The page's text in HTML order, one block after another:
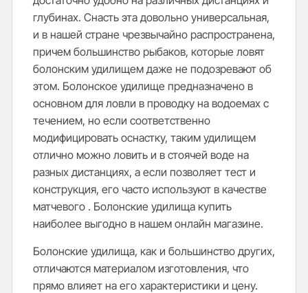
глубинах. Снасть эта довольно универсальная,
и в нашей стране чрезвычайно распространена,
причем большинство рыбаков, которые ловят
болонским удилищем даже не подозревают об
этом. Болонское удилище предназначено в
основном для ловли в проводку на водоемах с
течением, но если соответственно
модифицировать оснастку, таким удилищем
отлично можно ловить и в стоячей воде на
разных дистанциях, а если позволяет тест и
конструкция, его часто используют в качестве
матчевого . Болонские удилища купить
наиболее выгодно в нашем онлайн магазине.
Болонские удилища, как и большинство других,
отличаются материалом изготовления, что
прямо влияет на его характеристики и цену.